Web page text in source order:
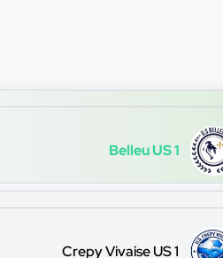
Belleu US 1
Crepy Vivaise US 1